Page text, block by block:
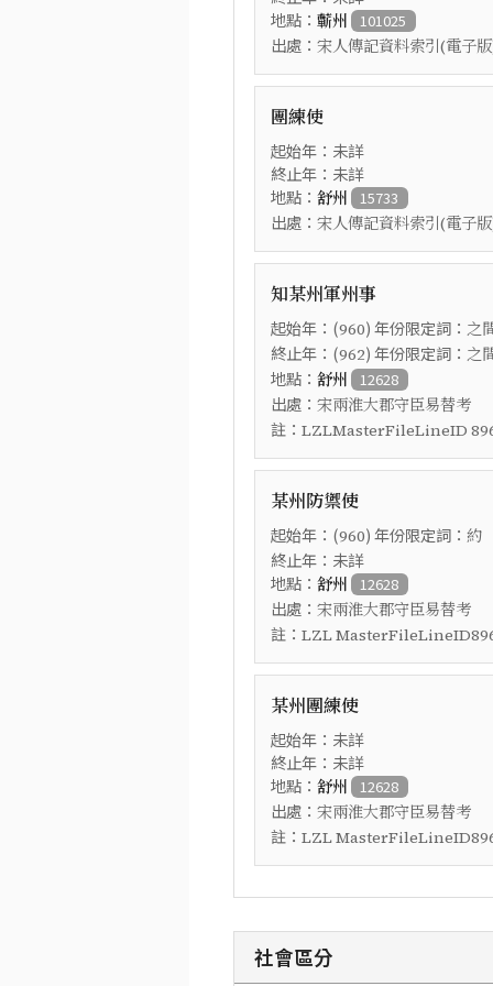
地點： 蘄州 101025
出處： 宋人傳記資料索引(電子
團練使
起始年：未詳
終止年：未詳
地點： 舒州 15733
出處： 宋人傳記資料索引(電子
知某州軍州事
起始年：(960) 年份限定詞： 之
終止年：(962) 年份限定詞： 之
地點： 舒州 12628
出處： 宋兩淮大郡守臣易替考
註： LZLMasterFileLineID
某州防禦使
起始年：(960) 年份限定詞： 約
終止年：未詳
地點： 舒州 12628
出處： 宋兩淮大郡守臣易替考
註： LZL
某州團練使
起始年：未詳
終止年：未詳
地點： 舒州 12628
出處： 宋兩淮大郡守臣易替考
註： LZL
社會區分